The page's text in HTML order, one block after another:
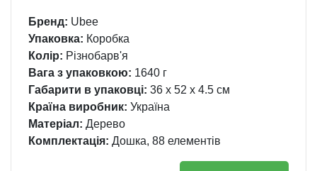
Бренд: Ubee
Упаковка: Коробка
Колір: Різнобарв'я
Вага з упаковкою: 1640 г
Габарити в упаковці: 36 x 52 x 4.5 см
Країна виробник: Україна
Матеріал: Дерево
Комплектація: Дошка, 88 елементів